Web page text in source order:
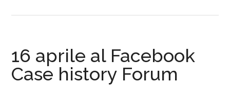
16 aprile al Facebook
Case history Forum